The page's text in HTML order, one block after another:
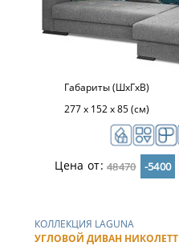
Габариты (ШхГхВ)
277 х 152 х 85 (см)
Цена от:48470 -5400
КОЛЛЕКЦИЯ LAGUNA
УГЛОВОЙ ДИВАН